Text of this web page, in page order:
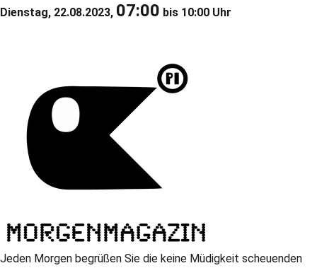
Dienstag, 22.08.2023, 07:00 bis 10:00 Uhr
Jeden Morgen begrüßen Sie die keine Müdigkeit scheuenden